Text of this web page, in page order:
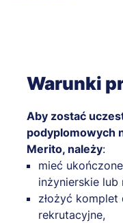
Warunki
Aby zostać
podyplomowych
Merito, należy:
mieć
inżynierskie lub
złożyć komplet
rekrutacyjne,